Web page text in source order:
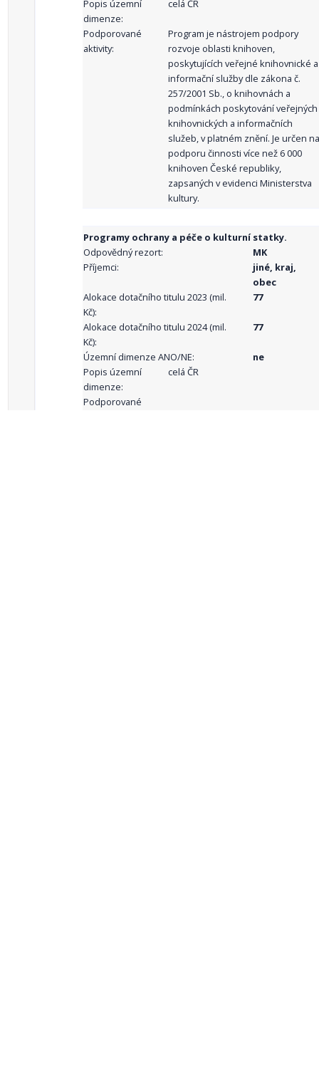
Popis územní
dimenze:
celá ČR
Podporované
aktivity:
Program je nástrojem podpory
rozvoje oblasti knihoven,
poskytujících veřejné knihovnické a
informační služby dle zákona č.
257/2001 Sb., o knihovnách a
podmínkách poskytování veřejných
knihovnických a informačních
služeb, v platném znění. Je určen na
podporu činnosti více než 6 000
knihoven České republiky,
zapsaných v evidenci Ministerstva
kultury.
Programy ochrany a péče o kulturní statky.
Odpovědný rezort:
MK
Příjemci:
jiné, kraj,
obec
Alokace dotačního titulu 2023 (mil.
Kč):
77
Alokace dotačního titulu 2024 (mil.
Kč):
77
Územní dimenze ANO/NE:
ne
Popis územní
dimenze:
celá ČR
Podporované